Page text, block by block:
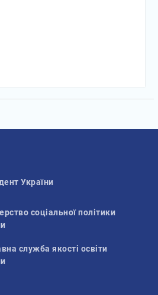
України
соціальної політики
служба якості освіти